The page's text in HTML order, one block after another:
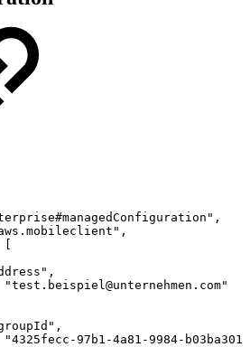
,
,
[
,
"test.beispiel@unternehmen.com"
,
"4325fecc-97b1-4a81-9984-